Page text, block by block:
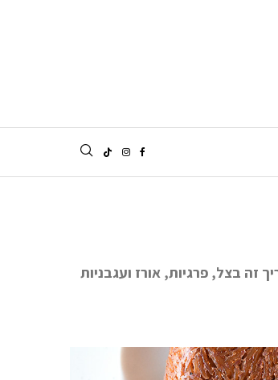
זה בצל, פרגיות, אורז ועגבניות